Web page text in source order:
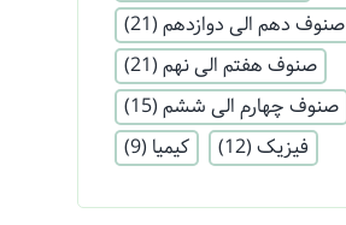
صنوف دهم الی دوازدهم (21)
صنوف هفتم الی نهم (21)
صنوف چهارم الی ششم (15)
فیزیک (12) کیمیا (9)